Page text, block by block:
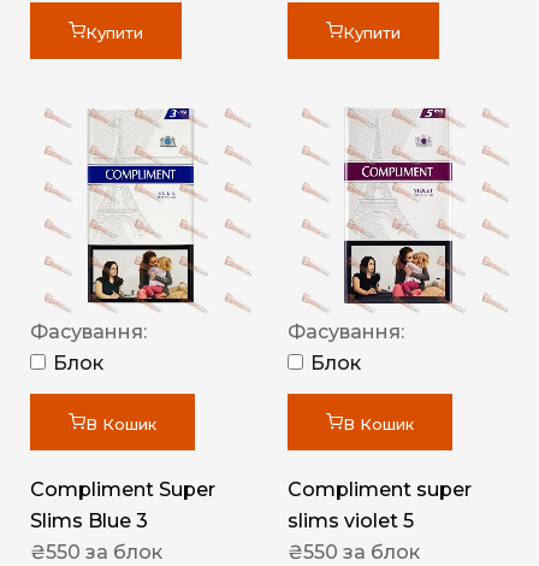
Купити Купити
Фасування:
Блок
В Кошик
Compliment Super
Slims Blue 3
₴550 за блок
Фасування:
Блок
В Кошик
Compliment super
slims violet 5
₴550 за блок